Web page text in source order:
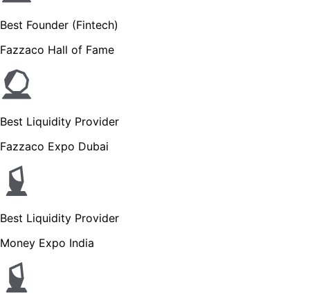
Best Founder (Fintech)
Fazzaco Hall of Fame
Best Liquidity Provider
Fazzaco Expo Dubai
Best Liquidity Provider
Money Expo India